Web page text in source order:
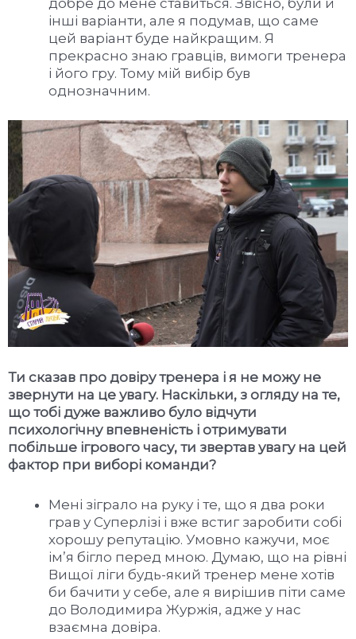
добре до мене ставиться. Звісно, були й
інші варіанти, але я подумав, що саме
цей варіант буде найкращим. Я
прекрасно знаю гравців, вимоги тренера
і його гру. Тому мій вибір був
однозначним.
Ти сказав про довіру тренера і я не можу не
звернути на це увагу. Наскільки, з огляду на те,
що тобі дуже важливо було відчути
психологічну впевненість і отримувати
побільше ігрового часу, ти звертав увагу на цей
фактор при виборі команди?
Мені зіграло на руку і те, що я два роки
грав у Суперлізі і вже встиг заробити собі
хорошу репутацію. Умовно кажучи, моє
ім’я бігло перед мною. Думаю, що на рівні
Вищої ліги будь-який тренер мене хотів
би бачити у себе, але я вирішив піти саме
до Володимира Журжія, адже у нас
взаємна довіра.